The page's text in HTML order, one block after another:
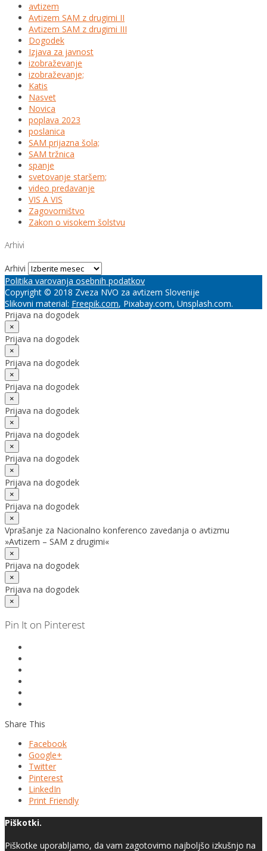
avtizem
Avtizem SAM z drugimi II
Avtizem SAM z drugimi III
Dogodek
Izjava za javnost
izobraževanje
izobraževanje;
Katis
Nasvet
Novica
poplava 2023
poslanica
SAM prijazna šola;
SAM tržnica
spanje
svetovanje staršem;
video predavanje
VIS A VIS
Zagovorništvo
Zakon o visokem šolstvu
Arhivi
Arhivi
Politika varovanja osebnih podatkov
Copyright © 2018 Zveza NVO za avtizem Slovenije
Slikovni material: Freepik.com, Pixabay.com, Unsplash.com.
Prijava na dogodek
×
Prijava na dogodek
×
Prijava na dogodek
×
Prijava na dogodek
×
Prijava na dogodek
×
Prijava na dogodek
×
Prijava na dogodek
×
Prijava na dogodek
×
Prijava na dogodek
×
Vprašanje za Nacionalno konferenco zavedanja o avtizmu
»Avtizem – SAM z drugimi«
×
Prijava na dogodek
×
Prijava na dogodek
×
Pin It on Pinterest
Share This
Facebook
Google+
Twitter
Pinterest
LinkedIn
Print Friendly
Piškotki.
Piškotke uporabljamo, da vam zagotovimo najboljšo izkušnjo na